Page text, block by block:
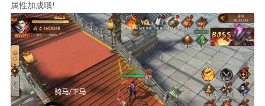
属性加成哦!